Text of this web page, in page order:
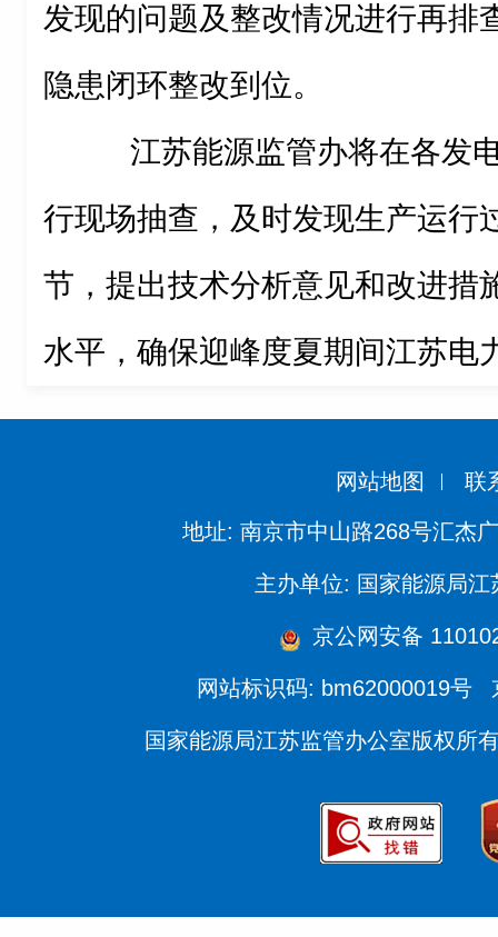
发现的问题及整改情况进行再排
隐患闭环整改到位。
江苏能源监管办将在各发电
行现场抽查，及时发现生产运行
节，提出技术分析意见和改进措
水平，确保迎峰度夏期间江苏电
网站地图 联
地址: 南京市中山路268号汇杰
主办单位: 国家能源局江
京公网安备
网站标识码: bm62000019号
国家能源局江苏监管办公室版权所